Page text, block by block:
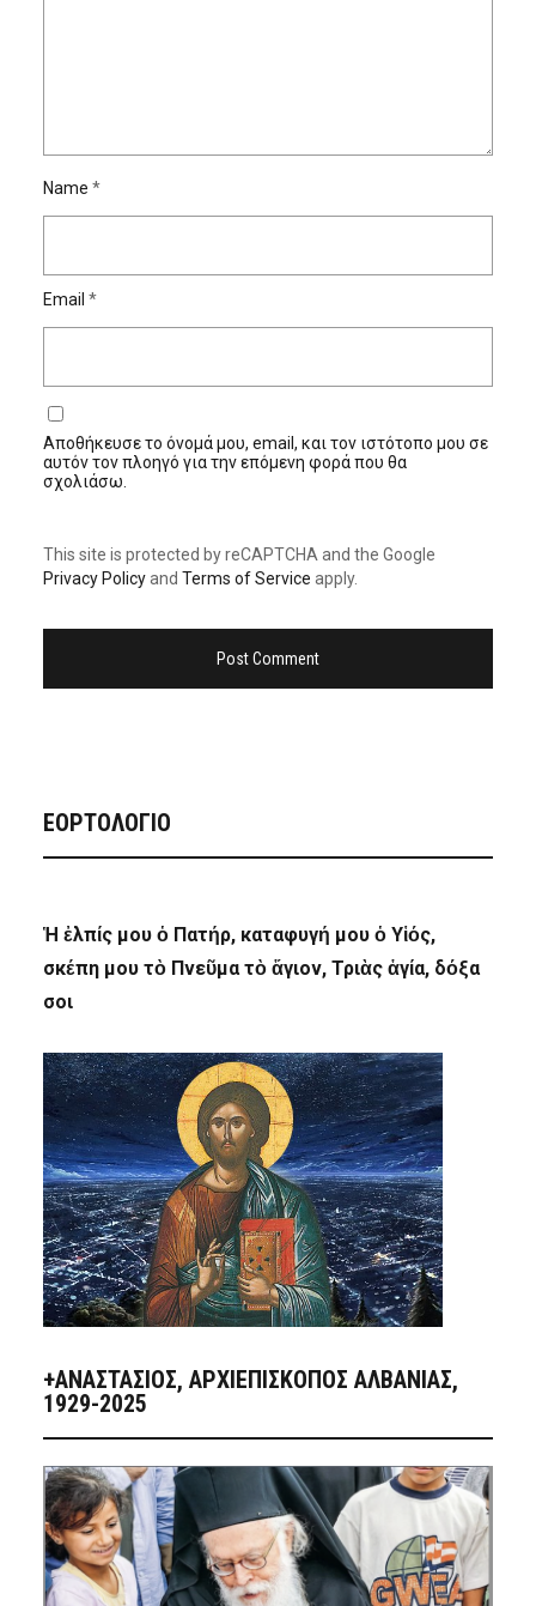
Name *
Email *
Αποθήκευσε το όνομά μου, email, και τον ιστότοπο μου σε
αυτόν τον πλοηγό για την επόμενη φορά που θα
σχολιάσω.
This site is protected by reCAPTCHA and the Google
Privacy Policyand Terms of Service apply.
ΕΟΡΤΟΛΟΓΙΟ
Ἡ ἐλπίς μου ὁ Πατήρ, καταφυγή μου ὁ Υἱός,
σκέπη μου τὸ Πνεῦμα τὸ ἅγιον, Τριὰς ἁγία, δόξα
σοι
+ΑΝΑΣΤΆΣΙΟΣ, ΑΡΧΙΕΠΊΣΚΟΠΟΣ ΑΛΒΑΝΊΑΣ,
1929-2025